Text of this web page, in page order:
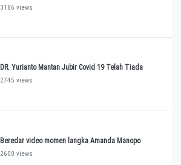
3186 views
DR. Yurianto Mantan Jubir Covid 19 Telah Tiada
2745 views
Beredar video momen langka Amanda Manopo
2600 views